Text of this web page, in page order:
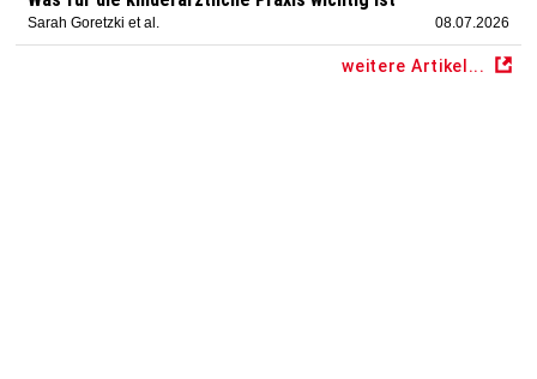
Sarah Goretzki et al. 08.07.2026
weitere Artikel...